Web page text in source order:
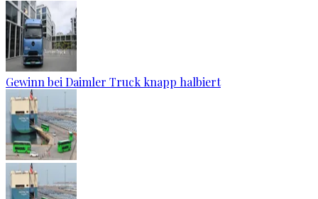
Gewinn bei Daimler Truck knapp halbiert